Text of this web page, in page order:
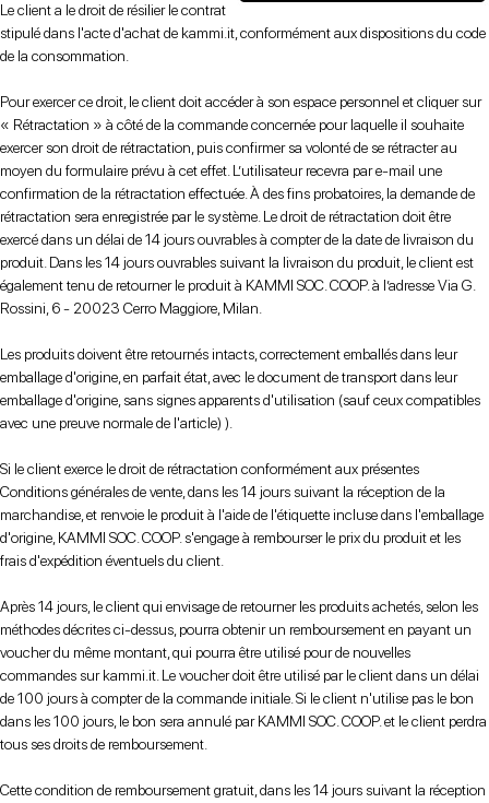
Le client a le droit de résilier le contrat
stipulé dans l'acte d'achat de kammi.it, conformément aux dispositions du code
de la consommation.
Pour exercer ce droit, le client doit accéder à son espace personnel et cliquer sur
« Rétractation » à côté de la commande concernée pour laquelle il souhaite
exercer son droit de rétractation, puis confirmer sa volonté de se rétracter au
moyen du formulaire prévu à cet effet. L’utilisateur recevra par e-mail une
confirmation de la rétractation effectuée. À des fins probatoires, la demande de
rétractation sera enregistrée par le système. Le droit de rétractation doit être
exercé dans un délai de 14 jours ouvrables à compter de la date de livraison du
produit. Dans les 14 jours ouvrables suivant la livraison du produit, le client est
également tenu de retourner le produit à KAMMI SOC. COOP. à l’adresse Via G.
Rossini, 6 - 20023 Cerro Maggiore, Milan.
Les produits doivent être retournés intacts, correctement emballés dans leur
emballage d'origine, en parfait état, avec le document de transport dans leur
emballage d'origine, sans signes apparents d'utilisation (sauf ceux compatibles
avec une preuve normale de l'article) ).
Si le client exerce le droit de rétractation conformément aux présentes
Conditions générales de vente, dans les 14 jours suivant la réception de la
marchandise, et renvoie le produit à l'aide de l'étiquette incluse dans l'emballage
d'origine, KAMMI SOC. COOP. s'engage à rembourser le prix du produit et les
frais d'expédition éventuels du client.
Après 14 jours, le client qui envisage de retourner les produits achetés, selon les
méthodes décrites ci-dessus, pourra obtenir un remboursement en payant un
voucher du même montant, qui pourra être utilisé pour de nouvelles
commandes sur kammi.it. Le voucher doit être utilisé par le client dans un délai
de 100 jours à compter de la commande initiale. Si le client n'utilise pas le bon
dans les 100 jours, le bon sera annulé par KAMMI SOC. COOP. et le client perdra
tous ses droits de remboursement.
Cette condition de remboursement gratuit, dans les 14 jours suivant la réception